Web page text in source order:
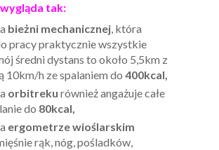
tak:
bieżni mechanicznej, która
pracy praktycznie wszystkie
średni dystans to około 5,5km z
10km/h ze spalaniem do 400kcal,
orbitreku również angażuje całe
do 80kcal,
ergometrze wioślarskim
rąk, nóg, pośladków,